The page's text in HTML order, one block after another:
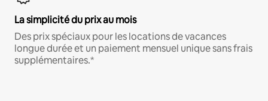
La simplicité du prix au mois
Des prix spéciaux pour les locations de vacances
longue durée et un paiement mensuel unique sans frais
supplémentaires.*